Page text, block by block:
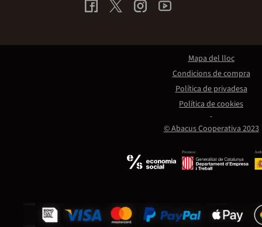
Promou:
© Abacus Cooperativa 2023
Mapa del lloc
Condicions de compra
Política de privadesa
Política de cookies